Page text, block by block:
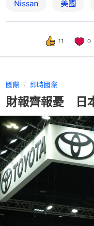
Nissan 美國
11 0
國際 即時國際
財報齊報憂 日